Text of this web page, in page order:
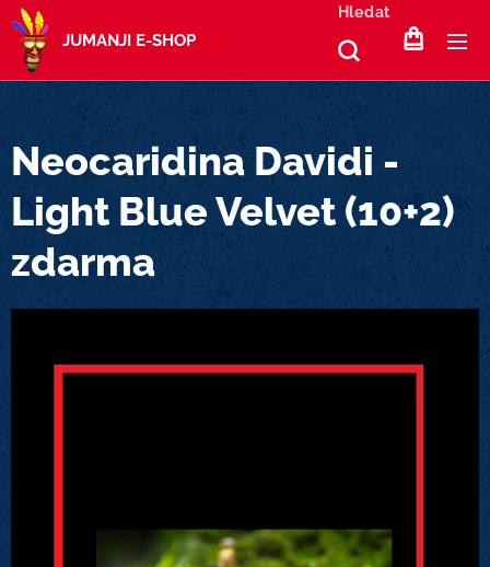
JUMANJI E-SHOP
Hledat
Neocaridina Davidi -
Light Blue Velvet (10+2)
zdarma